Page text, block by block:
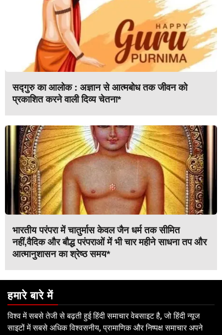
सद्गुरु का आलोक : अज्ञान से आत्मबोध तक जीवन को
प्रकाशित करने वाली दिव्य चेतना*
भारतीय परंपरा में चातुर्मास केवल जैन धर्म तक सीमित
नहीं,वैदिक और बौद्ध परंपराओं में भी चार महीने साधना तप और
आत्मानुशासन का श्रेष्ठ समय*
हमारे बारे में
विश्व में सबसे तेजी से बढ़ती हुई हिंदी समाचार वेबसाइट है, जो हिंदी न्यूज
साइटों में सबसे अधिक विश्वसनीय, प्रामाणिक और निष्पक्ष समाचार अपने